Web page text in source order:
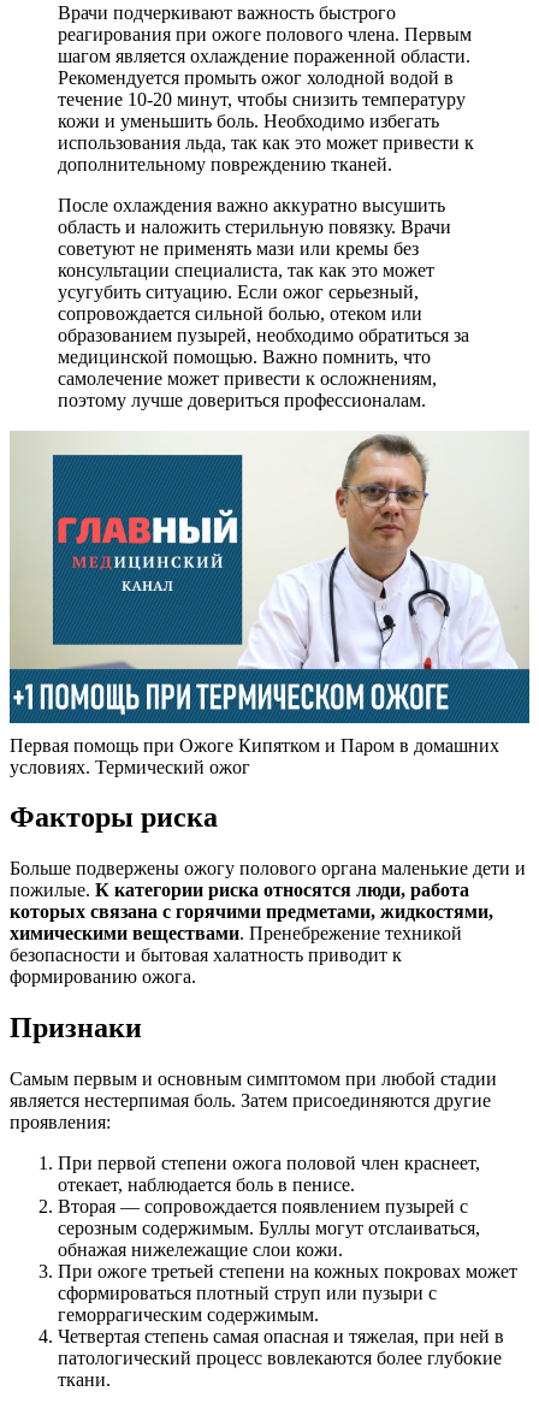
Врачи подчеркивают важность быстрого
реагирования при ожоге полового члена. Первым
шагом является охлаждение пораженной области.
Рекомендуется промыть ожог холодной водой в
течение 10-20 минут, чтобы снизить температуру
кожи и уменьшить боль. Необходимо избегать
использования льда, так как это может привести к
дополнительному повреждению тканей.
После охлаждения важно аккуратно высушить
область и наложить стерильную повязку. Врачи
советуют не применять мази или кремы без
консультации специалиста, так как это может
усугубить ситуацию. Если ожог серьезный,
сопровождается сильной болью, отеком или
образованием пузырей, необходимо обратиться за
медицинской помощью. Важно помнить, что
самолечение может привести к осложнениям,
поэтому лучше довериться профессионалам.
Первая помощь при Ожоге Кипятком и Паром в домашних
условиях. Термический ожог
Факторы риска
Больше подвержены ожогу полового органа маленькие дети и
пожилые. К категории риска относятся люди, работа
которых связана с горячими предметами, жидкостями,
химическими веществами. Пренебрежение техникой
безопасности и бытовая халатность приводит к
формированию ожога.
Признаки
Самым первым и основным симптомом при любой стадии
является нестерпимая боль. Затем присоединяются другие
проявления:
При первой степени ожога половой член краснеет,
отекает, наблюдается боль в пенисе.
Вторая — сопровождается появлением пузырей с
серозным содержимым. Буллы могут отслаиваться,
обнажая нижележащие слои кожи.
При ожоге третьей степени на кожных покровах может
сформироваться плотный струп или пузыри с
геморрагическим содержимым.
Четвертая степень самая опасная и тяжелая, при ней в
патологический процесс вовлекаются более глубокие
ткани.